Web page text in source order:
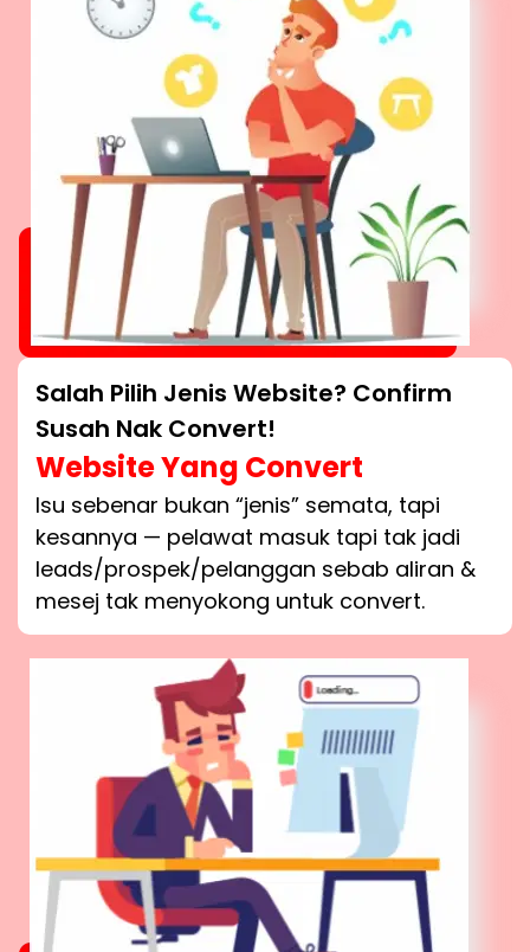
Salah Pilih Jenis Website? Confirm
Susah Nak Convert!
Website Yang Convert
Isu sebenar bukan “jenis” semata, tapi
kesannya — pelawat masuk tapi tak jadi
leads/prospek/pelanggan sebab aliran &
mesej tak menyokong untuk convert.